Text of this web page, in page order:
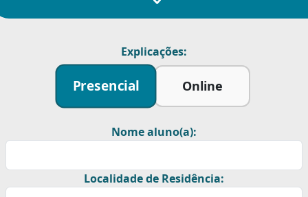
Explicações:
Presencial Online
Nome aluno(a):
Localidade de Residência: